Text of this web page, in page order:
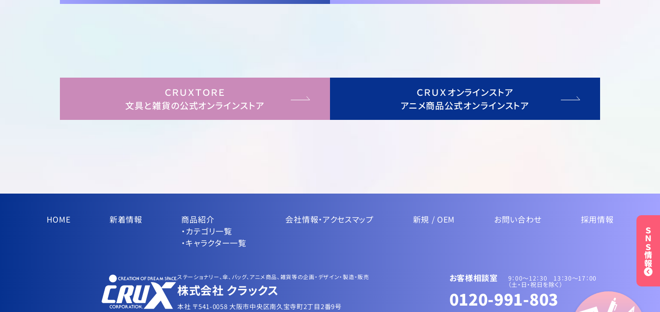
ＳＮＳ情報
ＣＲＵＸＴＯＲＥ
文具と雑貨の公式オンラインストア
ＣＲＵＸオンラインストア
アニメ商品公式オンラインストア
HOME 新着情報
商品紹介
・カテゴリ一覧
・キャラクター一覧
会社情報・アクセスマップ 新規 / OEM お問い合わせ 採用情報
ステーショナリー、傘、バッグ、アニメ商品、雑貨等の企画・デザイン・製造・販売
株式会社 クラックス
本社 〒541-0058 大阪市中央区南久宝寺町2丁目2番9号
お客様相談室
0120-991-803
9：00～12：30 13：30〜17：00
（土・日・祝日を除く）